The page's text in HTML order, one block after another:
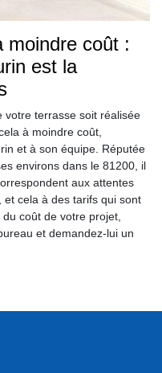
moindre coût :
est la
votre terrasse soit réalisée
à moindre coût,
et à son équipe. Réputée
environs dans le 81200, il
aux attentes
cela à des tarifs qui sont
coût de votre projet,
et demandez-lui un